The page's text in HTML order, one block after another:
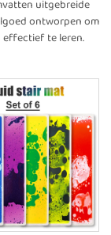
uitgebreide
ontworpen om
te leren.